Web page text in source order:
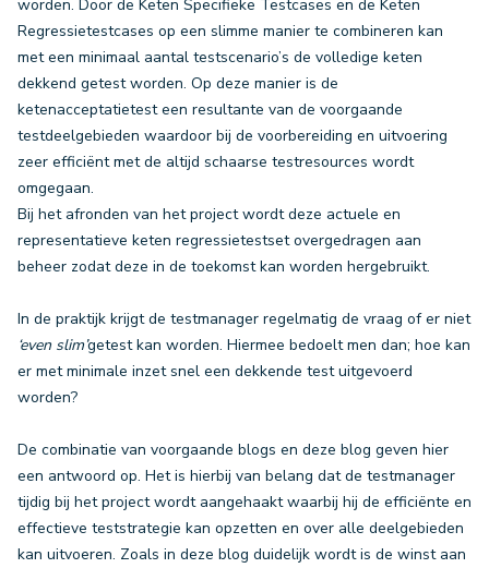
worden. Door de Keten Specifieke Testcases en de Keten
Regressietestcases op een slimme manier te combineren kan
met een minimaal aantal testscenario’s de volledige keten
dekkend getest worden. Op deze manier is de
ketenacceptatietest een resultante van de voorgaande
testdeelgebieden waardoor bij de voorbereiding en uitvoering
zeer efficiënt met de altijd schaarse testresources wordt
omgegaan.
Bij het afronden van het project wordt deze actuele en
representatieve keten regressietestset overgedragen aan
beheer zodat deze in de toekomst kan worden hergebruikt.
In de praktijk krijgt de testmanager regelmatig de vraag of er niet
‘even slim’getest kan worden. Hiermee bedoelt men dan; hoe kan
er met minimale inzet snel een dekkende test uitgevoerd
worden?
De combinatie van voorgaande blogs en deze blog geven hier
een antwoord op. Het is hierbij van belang dat de testmanager
tijdig bij het project wordt aangehaakt waarbij hij de efficiënte en
effectieve teststrategie kan opzetten en over alle deelgebieden
kan uitvoeren. Zoals in deze blog duidelijk wordt is de winst aan